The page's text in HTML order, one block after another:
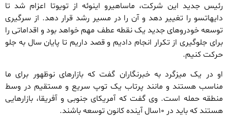
رئیس جدید این شرکت، ماساهیرو اینوئه از تویوتا اعزام شد تا
دایهاتسو را تغییر دهد و آن را در مسیر رشد قرار دهد. از سرگیری
توسعه خودروهای جدید یک نقطه عطف مهم خواهد بود و اقداماتی را
برای جلوگیری از تکرار انجام دادیم و قصد داریم تا پایان سال به جلو
حرکت کنیم.
او در یک میزگرد به خبرنگاران گفت که بازارهای نوظهور برای ما
مناسب هستند و مانند پرتاب یک توپ سریع و مستقیم در وسط
منطقه حمله است. وی گفت که آمریکای جنوبی و آفریقا، بازارهایی
هستند که باید در ۱۰سال آینده کانون توسعه باشند.